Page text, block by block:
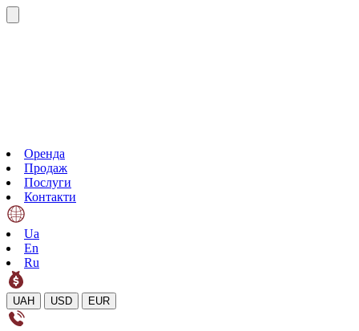
Оренда
Продаж
Послуги
Контакти
Ua
En
Ru
UAH USD EUR